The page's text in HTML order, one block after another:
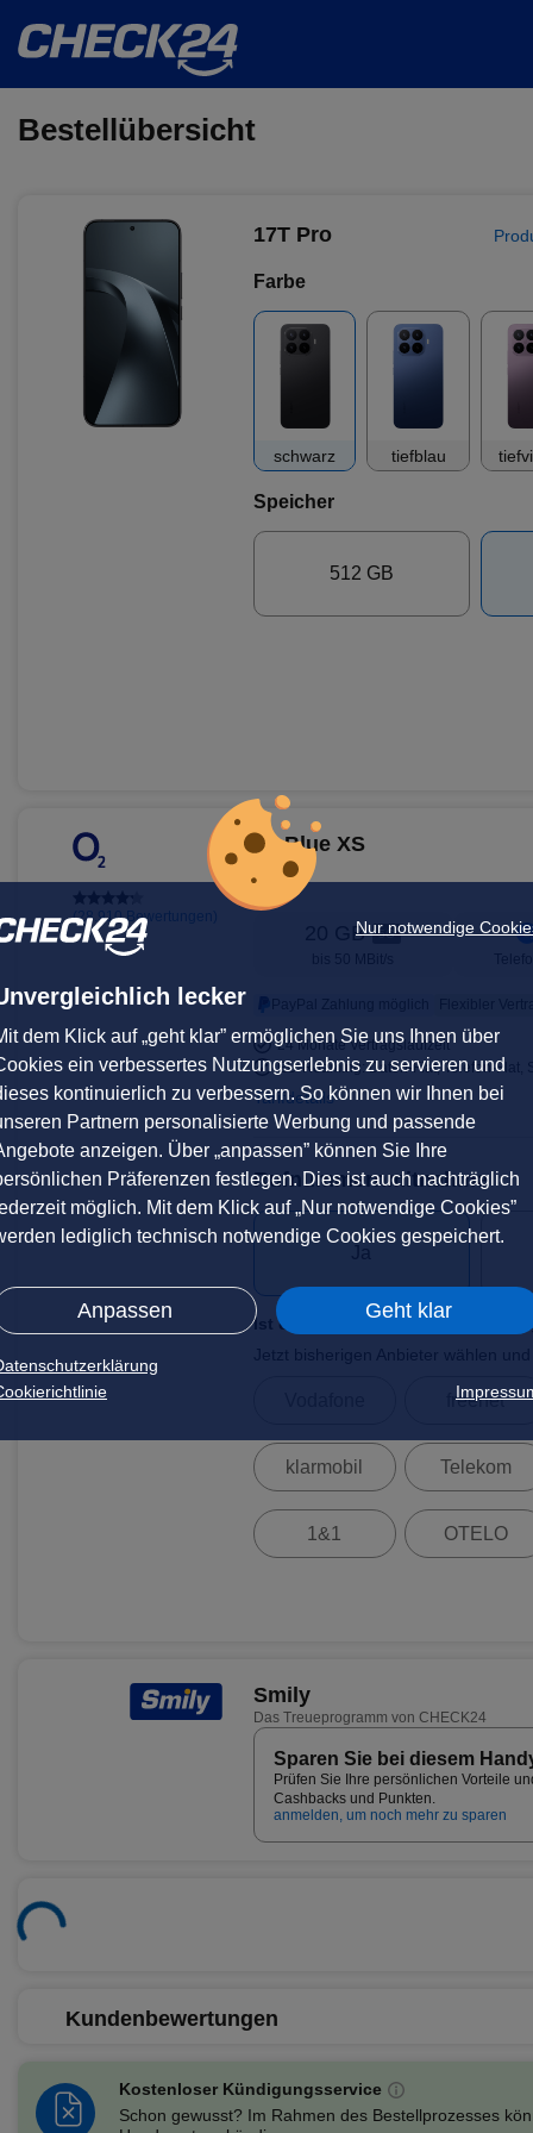
Nur notwendige
lecker
dem Klick auf „geht klar” ermöglichen Sie uns Ihnen über
ein verbessertes Nutzungserlebnis zu servieren und
kontinuierlich zu verbessern. So können wir Ihnen bei
Partnern personalisierte Werbung und passende
anzeigen. Über „anpassen” können Sie Ihre
Präferenzen festlegen. Dies ist auch nachträglich
möglich. Mit dem Klick auf „Nur notwendige Cookies”
lediglich technisch notwendige Cookies gespeichert.
Anpassen Geht klar
Bestellübersicht
17T Pro
Farbe
schwarz tiefblau
Speicher
512 GB
(28.910 Bewertungen)
o2 Blue XS
20 GB 5G
24 Monate Vertragslaufzeit
EU-Roaming: Daten-Flat, Telefon-Flat,
Tarifdetails
Rufnummernmitnahme
Ist die Mitnahme Ihrer Nummer
freenet
klarmobil Telekom
1&1 OTELO
Smily
Das Treueprogramm von CHECK24
Sparen Sie bei diesem
Prüfen Sie Ihre persönlichen Vorteile
Cashbacks und Punkten.
anmelden, um noch mehr zu sparen
Kundenbewertungen
Kostenloser Kündigungsservice
Schon gewusst? Im Rahmen des Bestellprozesses